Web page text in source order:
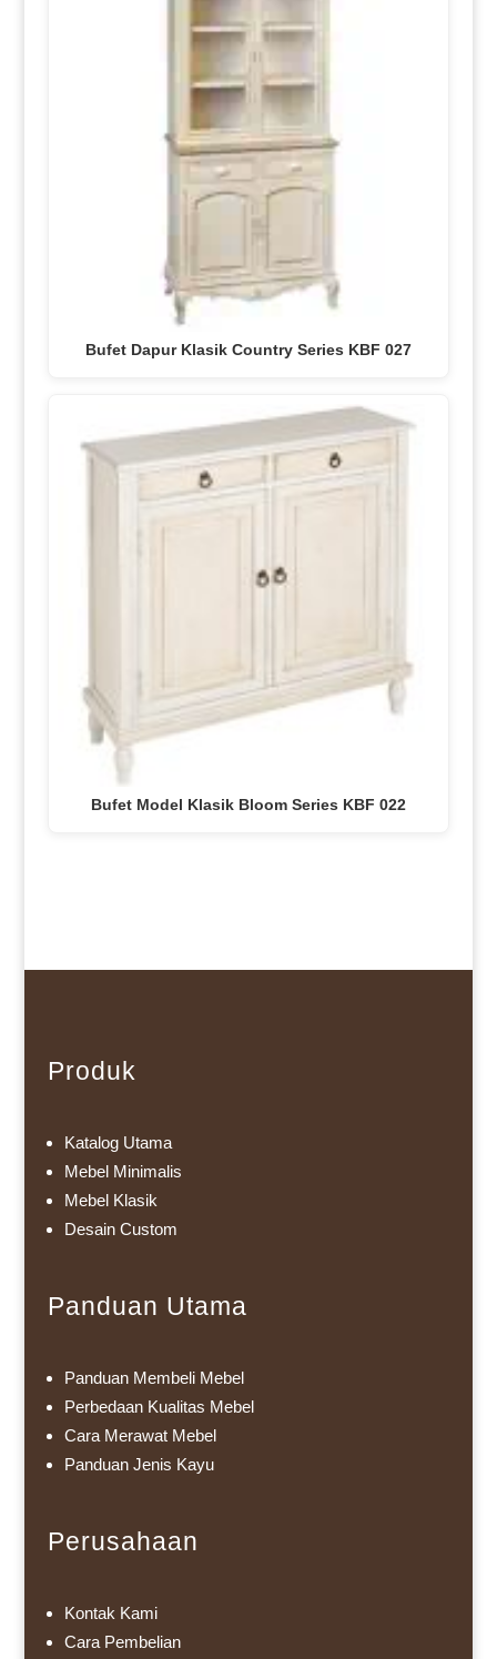
Bufet Dapur Klasik Country Series KBF 027
Bufet Model Klasik Bloom Series KBF 022
Produk
Katalog Utama
Mebel Minimalis
Mebel Klasik
Desain Custom
Panduan Utama
Panduan Membeli Mebel
Perbedaan Kualitas Mebel
Cara Merawat Mebel
Panduan Jenis Kayu
Perusahaan
Kontak Kami
Cara Pembelian